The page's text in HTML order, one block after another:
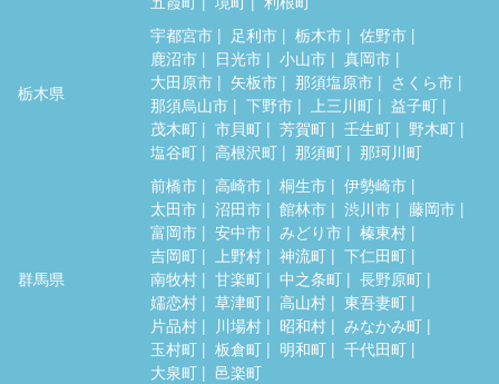
栃木県
宇都宮市 足利市 栃木市
佐野市
鹿沼市
日光市 小山市
真岡市
大田原市
矢板市 那須塩原市
さくら市
那須烏山市
下野市 上三川町
益子町
茂木町
市貝町 芳賀町 壬生町
野木町
塩谷町
高根沢町 那須町 那珂川町
群馬県
前橋市 高崎市 桐生市
伊勢崎市
太田市
沼田市 館林市 渋川市
藤岡市
富岡市
安中市 みどり市
榛東村
吉岡町
上野村 神流町
下仁田町
南牧村
甘楽町 中之条町
長野原町
嬬恋村
草津町 高山村
東吾妻町
片品村
川場村 昭和村
みなかみ町
玉村町
板倉町 明和町
千代田町
大泉町
邑楽町